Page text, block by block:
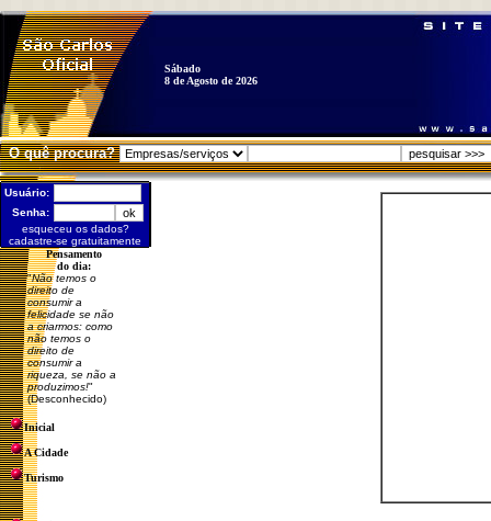
Sábado
8 de Agosto de 2026
O quê procura?
Usuário:
Senha:
esqueceu os dados?
cadastre-se gratuitamente
Pensamento
do dia:
"Não temos o
direito de
consumir a
felicidade se não
a criarmos: como
não temos o
direito de
consumir a
riqueza, se não a
produzimos!"
(Desconhecido)
Inicial
A Cidade
Turismo